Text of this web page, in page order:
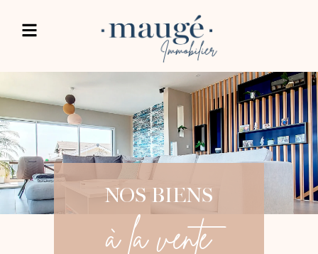
NOS BIENS
à la vente